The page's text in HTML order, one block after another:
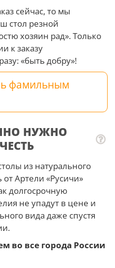
сейчас, то мы
стол резной
хозяин рад». Только
к заказу
«быть добру»!
фамильным
НУЖНО
из натурального
Артели «Русичи»
долгосрочную
не упадут в цене и
вида даже спустя
во все города России